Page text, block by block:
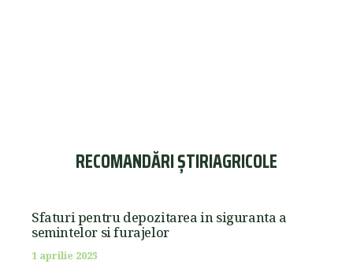
RECOMANDĂRI ȘTIRIAGRICOLE
Sfaturi pentru depozitarea in siguranta a
semintelor si furajelor
1 aprilie 2025